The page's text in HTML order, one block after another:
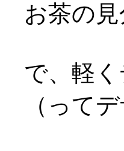
お茶の
で、軽
（って